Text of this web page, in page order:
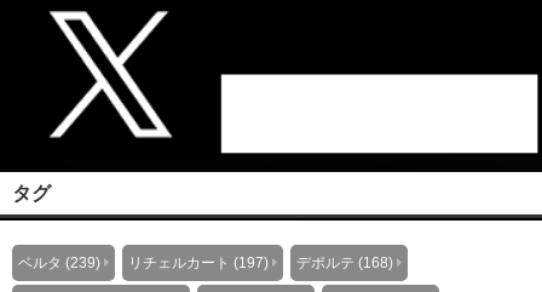
タグ
ベルタ (239) リチェルカート (197) デポルテ (168)